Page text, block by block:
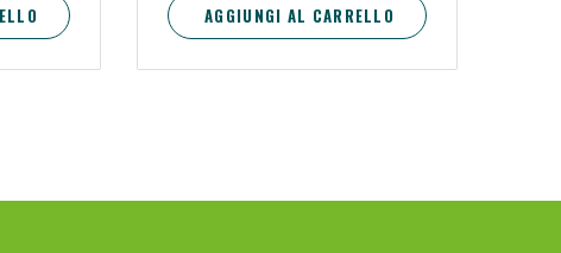
AGGIUNGI AL CARRELLO